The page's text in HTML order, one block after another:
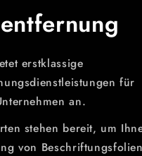
erstklassige
für
an.
stehen bereit, um
von